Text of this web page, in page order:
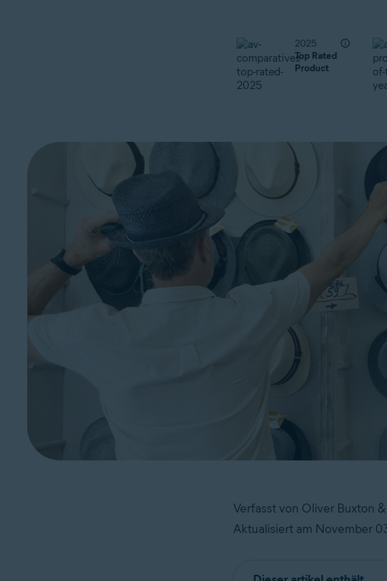
2025
Top Rated
Product
Verfasst von Oliver Buxton
Aktualisiert am November